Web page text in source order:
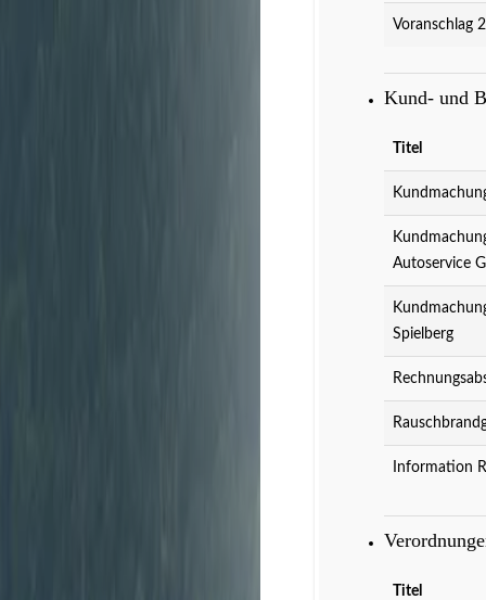
Voranschlag
Kund- und
Titel
Autoservice
Spielberg
Information
Titel